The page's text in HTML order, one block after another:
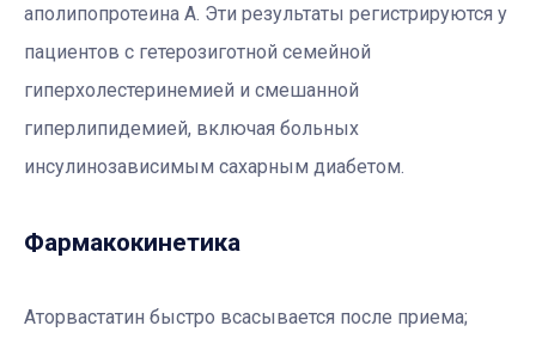
аполипопротеина А. Эти результаты регистрируются у
пациентов с гетерозиготной семейной
гиперхолестеринемией и смешанной
гиперлипидемией, включая больных
инсулинозависимым сахарным диабетом.
Фармакокинетика
Аторвастатин быстро всасывается после приема;